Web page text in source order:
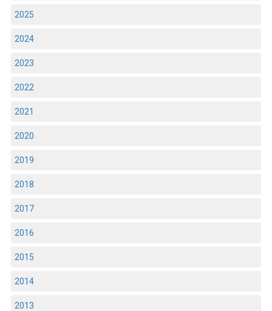
2025
2024
2023
2022
2021
2020
2019
2018
2017
2016
2015
2014
2013